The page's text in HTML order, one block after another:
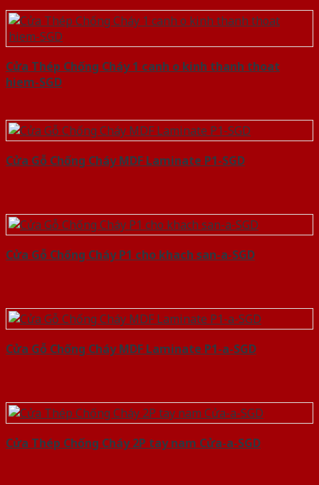
Cửa Thép Chống Cháy 1 canh o kinh thanh thoat
hiem-SGD
Cửa Gỗ Chống Cháy MDF Laminate P1-SGD
Cửa Gỗ Chống Cháy P1 cho khach san-a-SGD
Cửa Gỗ Chống Cháy MDF Laminate P1-a-SGD
Cửa Thép Chống Cháy 2P tay nam Cửa-a-SGD